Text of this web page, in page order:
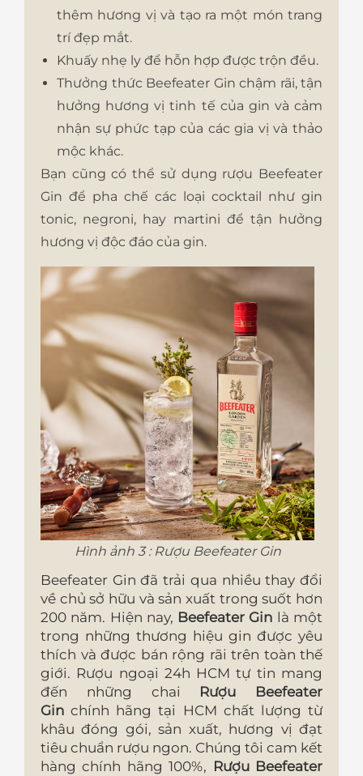
thêm hương vị và tạo ra một món trang
trí đẹp mắt.
Khuấy nhẹ ly để hỗn hợp được trộn đều.
Thưởng thức Beefeater Gin chậm rãi, tận
hưởng hương vị tinh tế của gin và cảm
nhận sự phức tạp của các gia vị và thảo
mộc khác.
Bạn cũng có thể sử dụng rượu Beefeater
Gin để pha chế các loại cocktail như gin
tonic, negroni, hay martini để tận hưởng
hương vị độc đáo của gin.
Hình ảnh 3 : Rượu Beefeater Gin
Beefeater Gin đã trải qua nhiều thay đổi
về chủ sở hữu và sản xuất trong suốt hơn
200 năm. Hiện nay, Beefeater Gin là một
trong những thương hiệu gin được yêu
thích và được bán rộng rãi trên toàn thế
giới. Rượu ngoại 24h HCM tự tin mang
đến những chai Rượu Beefeater
Gin chính hãng tại HCM chất lượng từ
khâu đóng gói, sản xuất, hương vị đạt
tiêu chuẩn rượu ngon. Chúng tôi cam kết
hàng chính hãng 100%, Rượu Beefeater